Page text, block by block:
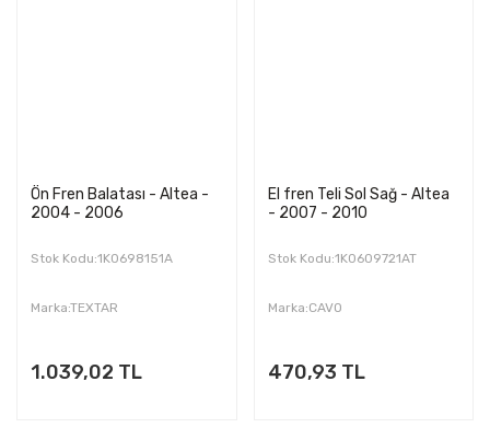
Ön Fren Balatası - Altea -
2004 - 2006
Stok Kodu:1K0698151A
Marka:TEXTAR
1.039,02 TL
El fren Teli Sol Sağ - Altea
- 2007 - 2010
Stok Kodu:1K0609721AT
Marka:CAVO
470,93 TL